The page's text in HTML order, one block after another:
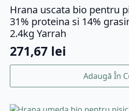
Hrana uscata bio pentru
31% proteina si 14%
2.4kg Yarrah
271,67 lei
Adaugă În